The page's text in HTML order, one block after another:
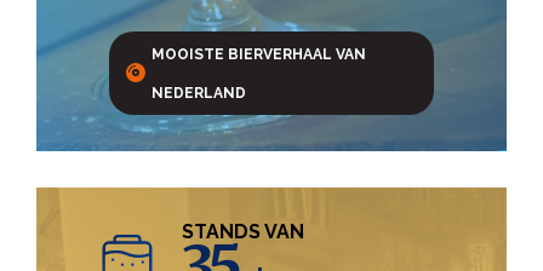
MOOISTE BIERVERHAAL VAN
NEDERLAND
STANDS VAN